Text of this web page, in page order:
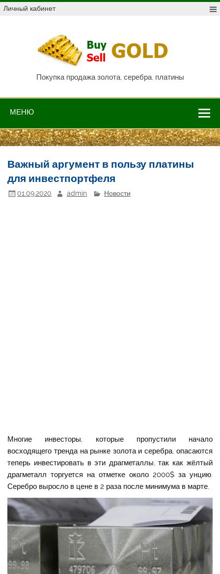
Skip
toЛичный кабинет
Покупка продажа золота, серебра, платины
МЕНЮ
Важный аргумент в пользу платины
для инвестпортфеля
01.09.2020 admin Новости
Многие инвесторы, которые пропустили начало
восходящего тренда на рынке золота и серебра, опасаются
теперь инвестировать в эти драгметаллы, так как жёлтый
драгметалл торгуется на отметке около 2000$ за унцию.
Серебро выросло в цене в 2 раза после минимума в марте.